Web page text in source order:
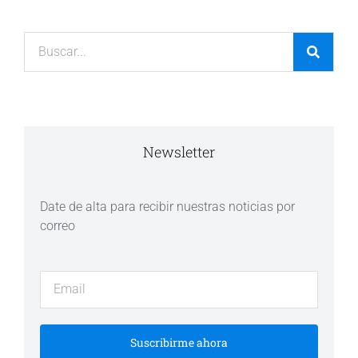
Newsletter
Date de alta para recibir nuestras noticias por
correo
Suscribirme ahora